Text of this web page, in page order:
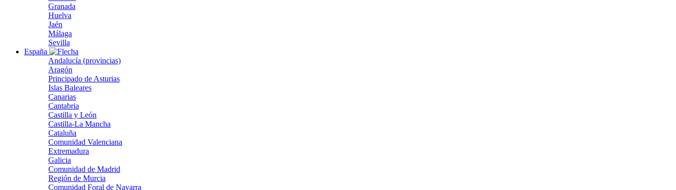
Granada
Huelva
Jaén
Málaga
Sevilla
España
Andalucía (provincias)
Aragón
Principado de Asturias
Islas Baleares
Canarias
Cantabria
Castilla y León
Castilla-La Mancha
Cataluña
Comunidad Valenciana
Extremadura
Galicia
Comunidad de Madrid
Región de Murcia
Comunidad Foral de Navarra